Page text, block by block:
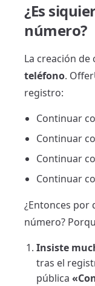
¿Es
número?
La creación de
teléfono.
registro:
Continuar
Continuar
Continuar
Continuar
¿Entonces por
número?
Insiste
tras el
pública